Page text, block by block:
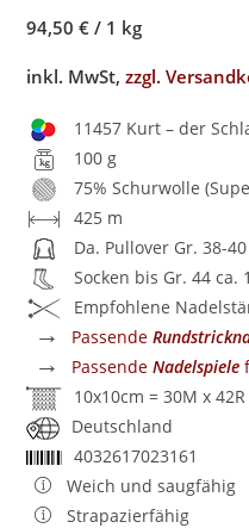
94,50 € / 1 kg
inkl. MwSt,zzgl.
11457 Kurt – der
100 g
75% Schurwolle
425 m
Da. Pullover Gr. 38-
Socken bis Gr. 44 ca.
Empfohlene
→ Passende
→ PassendeNadelspiele
10x10cm = 30M x 42R
Deutschland
4032617023161
Weich und saugfähig
Strapazierfähig